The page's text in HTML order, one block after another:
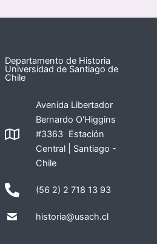
Departamento de Historia
Universidad de Santiago de
Chile
Avenida Libertador
Bernardo O'Higgins
#3363 Estación
Central | Santiago -
Chile
(56 2) 2 718 13 93
historia@usach.cl